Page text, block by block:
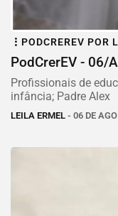
PODCREREV POR
PodCrerEV - 06/
Profissionais de
infância; Padre Alex
LEILA ERMEL - 06 DE AGO